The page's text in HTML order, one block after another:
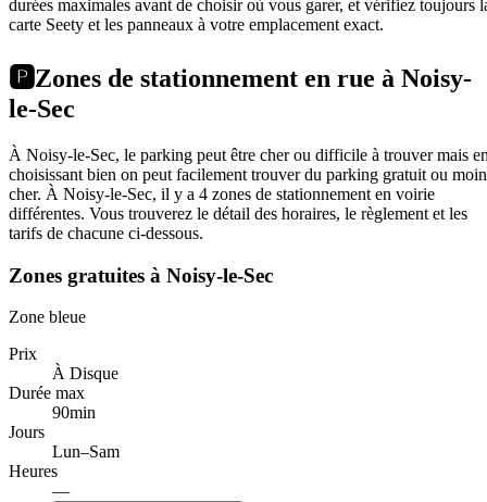
durées maximales avant de choisir où vous garer, et vérifiez toujours
carte Seety et les panneaux à votre emplacement exact.
🅿️Zones de stationnement en rue à Noisy-
le-Sec
À Noisy-le-Sec, le parking peut être cher ou difficile à trouver mais
choisissant bien on peut facilement trouver du parking gratuit ou
cher. À Noisy-le-Sec, il y a 4 zones de stationnement en voirie
différentes. Vous trouverez le détail des horaires, le règlement et les
tarifs de chacune ci-dessous.
Zones gratuites à Noisy-le-Sec
Zone bleue
Prix
À Disque
Durée max
90min
Jours
Lun–Sam
Heures
—